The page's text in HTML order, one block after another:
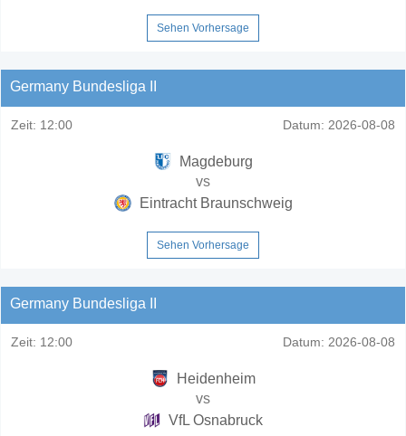
Sehen Vorhersage
Germany Bundesliga II
Zeit: 12:00 Datum: 2026-08-08
Magdeburg
vs
Eintracht Braunschweig
Sehen Vorhersage
Germany Bundesliga II
Zeit: 12:00 Datum: 2026-08-08
Heidenheim
vs
VfL Osnabruck